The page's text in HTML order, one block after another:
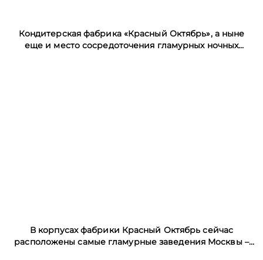
Кондитерская фабрика «Красный Октябрь», а ныне
еще и место сосредоточения гламурных ночных
В корпусах фабрики Красный Октябрь сейчас
расположены самые гламурные заведения Москвы –